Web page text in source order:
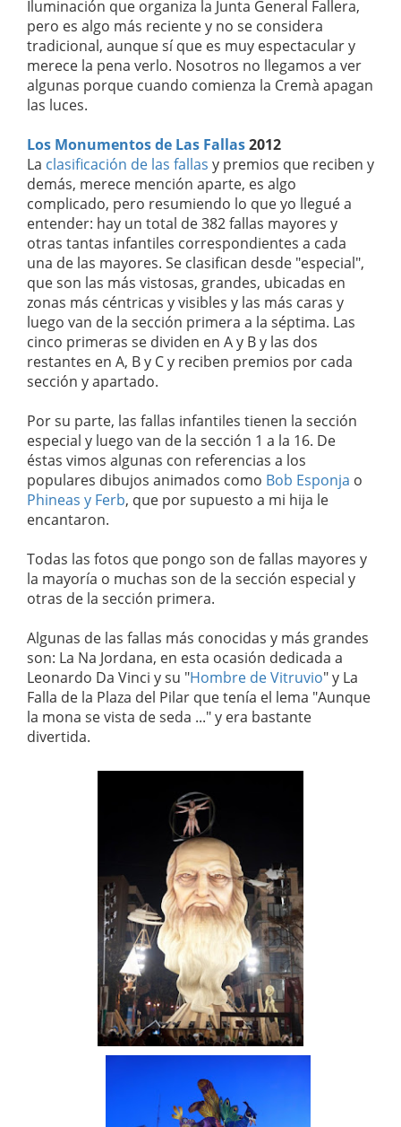
Iluminación que organiza la Junta General Fallera,
pero es algo más reciente y no se considera
tradicional, aunque sí que es muy espectacular y
merece la pena verlo. Nosotros no llegamos a ver
algunas porque cuando comienza la Cremà apagan
las luces.
Los Monumentos de Las Fallas2012
La clasificación de las fallas y premios que reciben y
demás, merece mención aparte, es algo
complicado, pero resumiendo lo que yo llegué a
entender: hay un total de 382 fallas mayores y
otras tantas infantiles correspondientes a cada
una de las mayores. Se clasifican desde "especial",
que son las más vistosas, grandes, ubicadas en
zonas más céntricas y visibles y las más caras y
luego van de la sección primera a la séptima. Las
cinco primeras se dividen en A y B y las dos
restantes en A, B y C y reciben premios por cada
sección y apartado.
Por su parte, las fallas infantiles tienen la sección
especial y luego van de la sección 1 a la 16. De
éstas vimos algunas con referencias a los
populares dibujos animados como Bob Esponja o
Phineas y Ferb, que por supuesto a mi hija le
encantaron.
Todas las fotos que pongo son de fallas mayores y
la mayoría o muchas son de la sección especial y
otras de la sección primera.
Algunas de las fallas más conocidas y más grandes
son: La Na Jordana, en esta ocasión dedicada a
Leonardo Da Vinci y su "Hombre de Vitruvio" y La
Falla de la Plaza del Pilar que tenía el lema "Aunque
la mona se vista de seda ..." y era bastante
divertida.